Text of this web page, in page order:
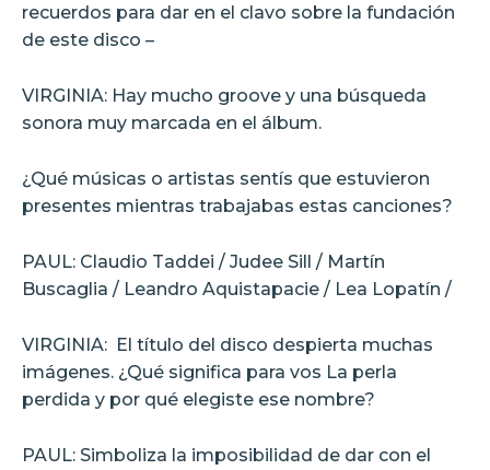
recuerdos para dar en el clavo sobre la fundación
de este disco –
VIRGINIA: Hay mucho groove y una búsqueda
sonora muy marcada en el álbum.
¿Qué músicas o artistas sentís que estuvieron
presentes mientras trabajabas estas canciones?
PAUL: Claudio Taddei / Judee Sill / Martín
Buscaglia / Leandro Aquistapacie / Lea Lopatín /
VIRGINIA: El título del disco despierta muchas
imágenes. ¿Qué significa para vos La perla
perdida y por qué elegiste ese nombre?
PAUL: Simboliza la imposibilidad de dar con el